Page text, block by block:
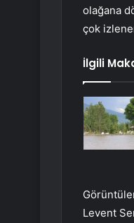
olağana
çok
İlgili
Levent